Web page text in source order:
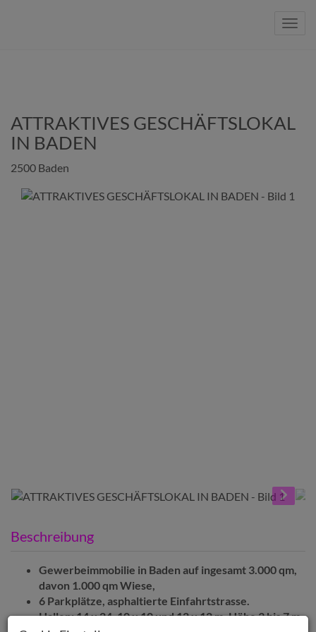
ATTRAKTIVES GESCHÄFTSLOKAL
IN BADEN
2500 Baden
Beschreibung
Gewerbeimmobilie in Baden auf ingesamt 3.000 qm,
davon 1.000 qm Wiese,
6 Parkplätze, asphaltierte Einfahrtstrasse.
Hallen: 14 x 24, 10 x 10 und 12 x 12 m. Höhe 3 bis 7 m